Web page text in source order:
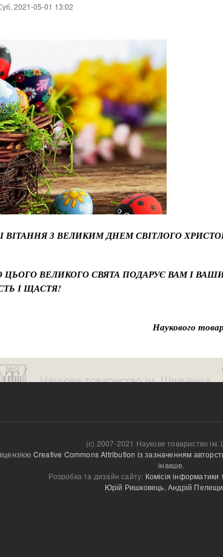
2021-05-01 13:02
З ВЕЛИКИМ ДНЕМ СВІТЛОГО
ЦЬОГО ВЕЛИКОГО СВЯТА ПОДАРУЄ ВАМ І
І ЩАСТЯ!
Наукового
(c) 2007-2021 Наукове товариство ім.
Creative Commons Attribution із зазначенням
інакше.
Розробка та дизайн сайту: Комісія
Юрій Ришковець, Андрій